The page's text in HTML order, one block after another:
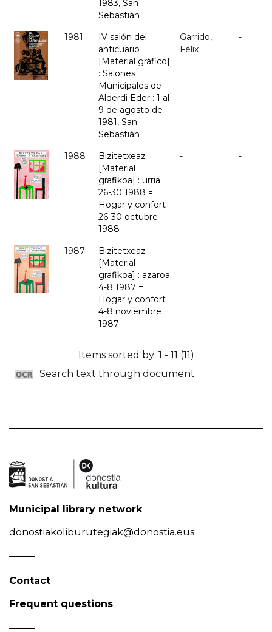
1983, San
Sebastián
1981
IV salón del
anticuario
[Material gráfico]
: Salones
Municipales de
Alderdi Eder : 1 al
9 de agosto de
1981, San
Sebastián
Garrido,
Félix
-
1988
Bizitetxeaz
[Material
grafikoa] : urria
26-30 1988 =
Hogar y confort :
26-30 octubre
1988
- -
1987
Bizitetxeaz
[Material
grafikoa] : azaroa
4-8 1987 =
Hogar y confort :
4-8 noviembre
1987
- -
Items sorted by: 1 - 11 (11)
Search text through document
Municipal library network
donostiakoliburutegiak@donostia.eus
Contact
Frequent questions